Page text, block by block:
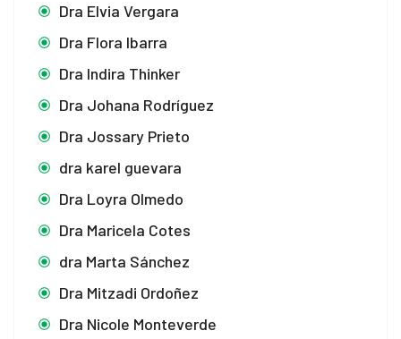
Dra Elvia Vergara
Dra Flora Ibarra
Dra Indira Thinker
Dra Johana Rodríguez
Dra Jossary Prieto
dra karel guevara
Dra Loyra Olmedo
Dra Maricela Cotes
dra Marta Sánchez
Dra Mitzadi Ordoñez
Dra Nicole Monteverde